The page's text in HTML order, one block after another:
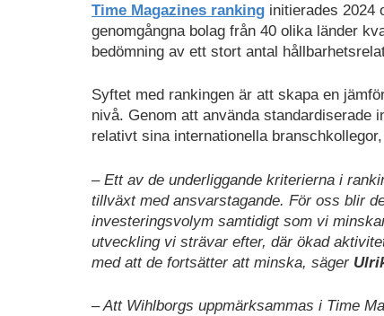
Time Magazines ranking initierades 2024
genomgångna bolag från 40 olika länder
bedömning av ett stort antal
Syftet med rankingen är att skapa en
nivå. Genom att använda standardiserade
relativt sina internationella
– Ett av de underliggande kriterierna i
tillväxt med ansvarstagande. För oss blir
investeringsvolym samtidigt som vi
utveckling vi strävar efter, där ökad
med att de fortsätter att minska, säger
– Att Wihlborgs uppmärksammas i Time